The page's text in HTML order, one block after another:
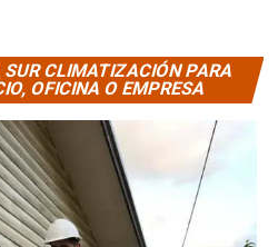
CLIMATIZACIÓN PARA
OFICINA O EMPRESA